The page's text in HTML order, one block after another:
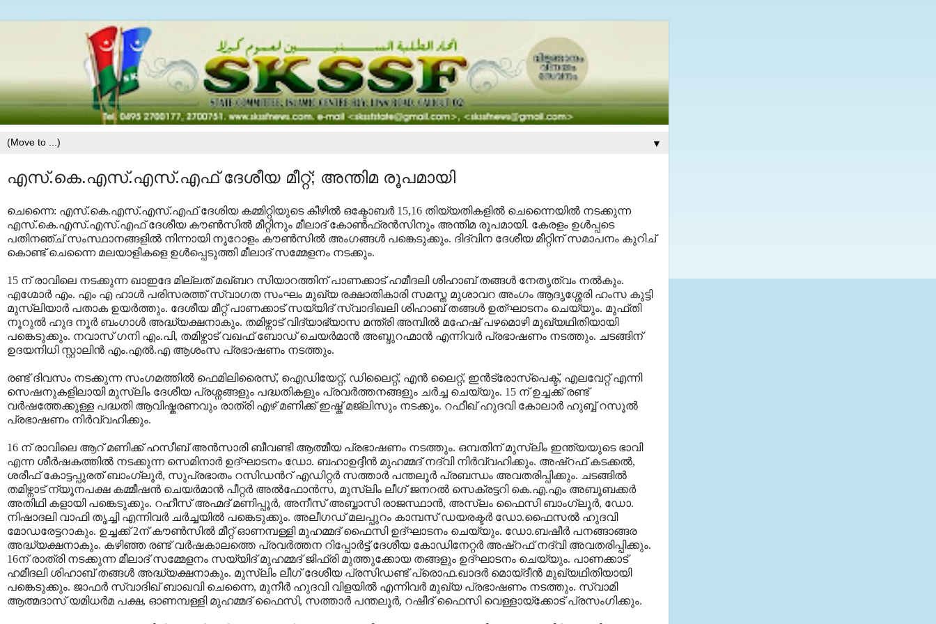
▼
എസ്.കെ.എസ്.എസ്.എഫ് ദേശീയ മീറ്റ്; അന്തിമ രൂപമായി
ചെന്നൈ: എസ്.കെ.എസ്.എസ്.എഫ് ദേശിയ കമ്മിറ്റിയുടെ കീഴില്‍ ഒക്ടോബര്‍ 15,16 തിയ്യതികളില്‍ ചെന്നൈയില്‍ നടക്കുന്ന
എസ്.കെ.എസ്.എസ്.എഫ് ദേശീയ കൗണ്‍സില്‍ മീറ്റിനും മീലാദ് കോണ്‍ഫ്രന്‍സിനും അന്തിമ രൂപമായി. കേരളം ഉള്‍പ്പടെ
പതിനഞ്ച് സംസ്ഥാനങ്ങളില്‍ നിന്നായി നൂറോളം കൗണ്‍സില്‍ അംഗങ്ങള്‍ പങ്കെടുക്കും. ദിദ്വിന ദേശീയ മീറ്റിന് സമാപനം കുറിച്
കൊണ്ട് ചെന്നൈ മലയാളികളെ ഉള്‍പ്പെടുത്തി മീലാദ് സമ്മേളനം നടക്കും.
15 ന് രാവിലെ നടക്കുന്ന ഖാഇദേ മില്ലത് മഖ്ബറ സിയാറത്തിന് പാണക്കാട് ഹമീദലി ശിഹാബ് തങ്ങള്‍ നേതൃത്വം നല്‍കും.
എഗ്മോര്‍ എം. എം എ ഹാള്‍ പരിസരത്ത് സ്വാഗത സംഘം മുഖ്യ രക്ഷാതികാരി സമസ്ത മുശാവറ അംഗം ആദൃശ്ശേരി ഹംസ കുട്ടി
മുസ്ലിയാര്‍ പതാക ഉയര്‍ത്തും. ദേശീയ മീറ്റ് പാണക്കാട് സയ്യിദ് സ്വാദിഖലി ശിഹാബ് തങ്ങള്‍ ഉത്ഘാടനം ചെയ്യും. മുഫ്തി
നൂറുല്‍ ഹുദ നൂര്‍ ബംഗാള്‍ അദ്ധ്യക്ഷനാകും. തമിഴ്നാട് വിദ്യാഭ്യാസ മന്ത്രി അമ്പില്‍ മഹേഷ് പഴമൊഴി മുഖ്യഥിതിയായി
പങ്കെടുക്കും. നവാസ് ഗനി എം.പി, തമിഴ്നാട് വഖഫ് ബോഡ് ചെയര്‍മാന്‍ അബ്ദുറഹ്മാന്‍ എന്നിവര്‍ പ്രഭാഷണം നടത്തും. ചടങ്ങിന്
ഉദയനിധി സ്റ്റാലിന്‍ എം.എല്‍.എ ആശംസ പ്രഭാഷണം നടത്തും.
രണ്ട് ദിവസം നടക്കുന്ന സംഗമത്തില്‍ ഫെമിലിരൈസ്, ഐഡിയേറ്റ്, ഡിലൈറ്റ്, എന്‍ ലൈറ്റ്, ഇന്‍ട്രോസ്പെക്ട്, എലവേറ്റ് എന്നി
സെഷനുകളിലായി മുസ്ലിം ദേശീയ പ്രശ്നങ്ങളും പദ്ധതികളും പ്രവര്‍ത്തനങ്ങളും ചര്‍ച്ച ചെയ്യും. 15 ന് ഉച്ചക്ക് രണ്ട്
വര്‍ഷത്തേക്കുള്ള പദ്ധതി ആവിഷ്കരണവും രാത്രി എഴ് മണിക്ക് ഇഷ്ക് മജ്ലിസും നടക്കും. റഫീഖ് ഹുദവി കോലാര്‍ ഹുബ്ബ് റസൂല്‍
പ്രഭാഷണം നിര്‍വ്വഹിക്കും.
16 ന് രാവിലെ ആറ് മണിക്ക് ഹസീബ് അന്‍സാരി ബീവണ്ടി ആത്മീയ പ്രഭാഷണം നടത്തും. ഒമ്പതിന് മുസ്ലിം ഇന്ത്യയുടെ ഭാവി
എന്ന ശീര്‍ഷകത്തില്‍ നടക്കുന്ന സെമിനാര്‍ ഉദ്ഘാടനം ഡോ. ബഹാഉദ്ദീന്‍ മുഹമ്മദ് നദ്വി നിര്‍വ്വഹിക്കും. അഷ്റഫ് കടക്കല്‍,
ശരീഫ് കോട്ടപ്പുരത് ബാംഗ്ലൂര്‍, സുപ്രഭാതം റസിഡന്‍റ് എഡിറ്റര്‍ സത്താര്‍ പന്തലൂര്‍ പ്രബന്ധം അവതരിപ്പിക്കും. ചടങ്ങില്‍
തമിഴ്നാട് ന്യൂനപക്ഷ കമ്മീഷന്‍ ചെയര്‍മാന്‍ പീറ്റര്‍ അല്‍ഫോന്‍സ, മുസ്ലിം ലീഗ് ജനറല്‍ സെക്രട്ടറി കെ.എ.എം അബൂബക്കര്‍
അതിഥി കളായി പങ്കെടുക്കും. റഹീസ് അഹ്മദ് മണിപ്പൂര്‍, അനീസ് അബ്ബാസി രാജസ്ഥാന്‍, അസ്ലം ഫൈസി ബാംഗ്ലൂര്‍, ഡോ.
നിഷാദലി വാഫി തൃച്ചി എന്നിവര്‍ ചര്‍ച്ചയില്‍ പങ്കെടുക്കും. അലീഗഡ് മലപ്പുറം കാമ്പസ് ഡയരക്ടര്‍ ഡോ.ഫൈസല്‍ ഹുദവി
മോഡരേട്ടറാകും. ഉച്ചക്ക് 2ന് കൗണ്‍സില്‍ മീറ്റ് ഓണമ്പള്ളി മുഹമ്മദ് ഫൈസി ഉദ്ഘാടനം ചെയ്യും. ഡോ.ബഷീര്‍ പനങ്ങാങ്ങര
അദ്ധ്യക്ഷനാകും. കഴിഞ്ഞ രണ്ട് വര്‍ഷകാലത്തെ പ്രവര്‍ത്തന റിപ്പോര്‍ട്ട് ദേശീയ കോഡിനേറ്റര്‍ അഷ്റഫ് നദ്വി അവതരിപ്പിക്കും.
16ന് രാത്രി നടക്കുന്ന മീലാദ് സമ്മേളനം സയ്യിദ് മുഹമ്മദ് ജിഫ്രി മുത്തുക്കോയ തങ്ങളും ഉദ്ഘാടനം ചെയ്യും. പാണക്കാട്
ഹമീദലി ശിഹാബ് തങ്ങള്‍ അദ്ധ്യക്ഷനാകും. മുസ്ലിം ലീഗ് ദേശീയ പ്രസിഡണ്ട് പ്രൊഫ.ഖാദര്‍ മൊയ്ദീന്‍ മുഖ്യഥിതിയായി
പങ്കെടുക്കും. ജാഫര്‍ സ്വാദിഖ് ബാഖവി ചെന്നൈ, മുനീര്‍ ഹുദവി വിളയില്‍ എന്നിവര്‍ മുഖ്യ പ്രഭാഷണം നടത്തും. സ്വാമി
ആത്മദാസ് യമിധര്‍മ പക്ഷ, ഓണമ്പള്ളി മുഹമ്മദ് ഫൈസി, സത്താര്‍ പന്തലൂര്‍, റഷീദ് ഫൈസി വെള്ളായ്ക്കോട് പ്രസംഗിക്കും.